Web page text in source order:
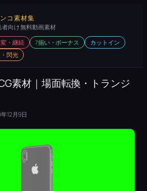
コ素材集
向け 無料動画素材
・継続 7揃い・ボーナス
カットイン
閃光
素材｜場面転換・トランジ
12月9日